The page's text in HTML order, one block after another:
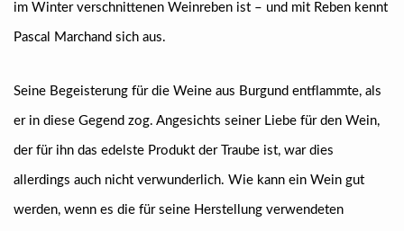
im Winter verschnittenen Weinreben ist – und mit Reben kennt
Pascal Marchand sich aus.
Seine Begeisterung für die Weine aus Burgund entflammte, als
er in diese Gegend zog. Angesichts seiner Liebe für den Wein,
der für ihn das edelste Produkt der Traube ist, war dies
allerdings auch nicht verwunderlich. Wie kann ein Wein gut
werden, wenn es die für seine Herstellung verwendeten